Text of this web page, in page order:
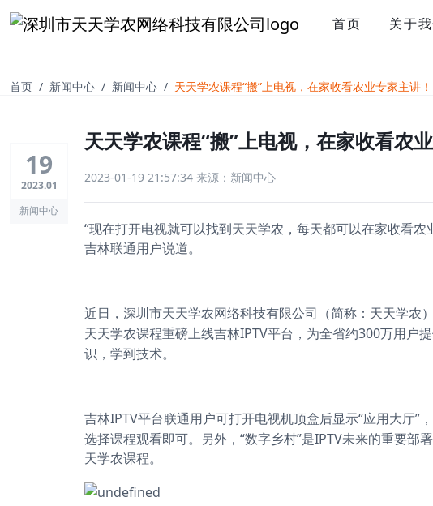
首页 关于
首页 新闻中心 新闻中心 天天学农课程“搬”上电视，在家收看农业专家主讲！
19
2023.01
新闻中心
天天学农课程“搬”上电视，在家收看农
2023-01-19 21:57:34 来源：新闻中心
“现在打开电视就可以找到天天学农，每天都可以在家收看
吉林联通用户说道。
近日，深圳市天天学农网络科技有限公司（简称：天天学农
天天学农课程重磅上线吉林IPTV平台，为全省约300万用户
识，学到技术。
吉林IPTV平台联通用户可打开电视机顶盒后显示“应用大厅”
选择课程观看即可。另外，“数字乡村”是IPTV未来的重要部
天学农课程。